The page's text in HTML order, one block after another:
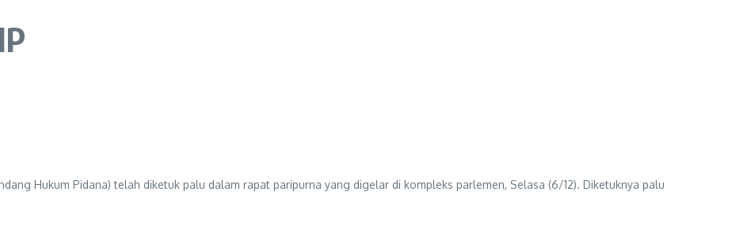
Hukum Pidana) telah diketuk palu dalam rapat paripurna yang digelar di kompleks parlemen, Selasa (6/12). Diketuknya palu